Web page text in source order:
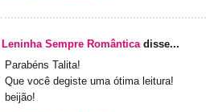
Leninha Sempre Romântica disse...
Parabéns Talita!
Que você degiste uma ótima leitura!
beijão!